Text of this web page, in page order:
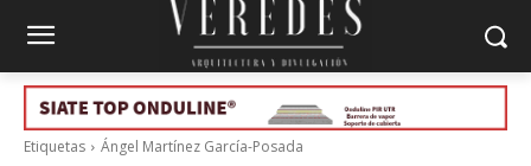
Etiquetas Ángel Martínez García-Posada